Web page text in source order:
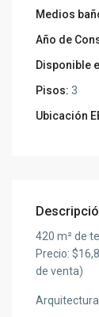
Medios
Año de
Disponible
Pisos: 3
Ubicación
420 m² de
Precio:
de venta)